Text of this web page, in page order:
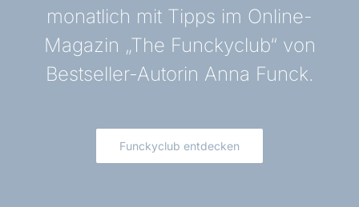
monatlich mit Tipps im Online-
Magazin „The Funckyclub“ von
Bestseller-Autorin Anna Funck.
Funckyclub entdecken